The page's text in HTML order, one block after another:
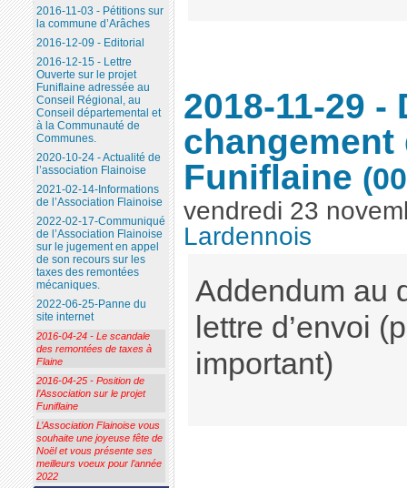
2018-11-29 -
changement
Funiflaine
vendredi 23
Lardennois
Addendum au
lettre d’envoi
important)
2016-11-03 - Pétitions sur
la commune d’Arâches
2016-12-09 - Editorial
2016-12-15 - Lettre
Ouverte sur le projet
Funiflaine adressée au
Conseil Régional, au
Conseil départemental et
à la Communauté de
Communes.
2020-10-24 - Actualité de
l’association Flainoise
2021-02-14-Informations
de l’Association Flainoise
2022-02-17-Communiqué
de l’Association Flainoise
sur le jugement en appel
de son recours sur les
taxes des remontées
mécaniques.
2022-06-25-Panne du
site internet
2016-04-24 - Le scandale
des remontées de taxes à
Flaine
2016-04-25 - Position de
l’Association sur le projet
Funiflaine
L’Association Flainoise vous
souhaite une joyeuse fête de
Noël et vous présente ses
meilleurs voeux pour l’année
2022